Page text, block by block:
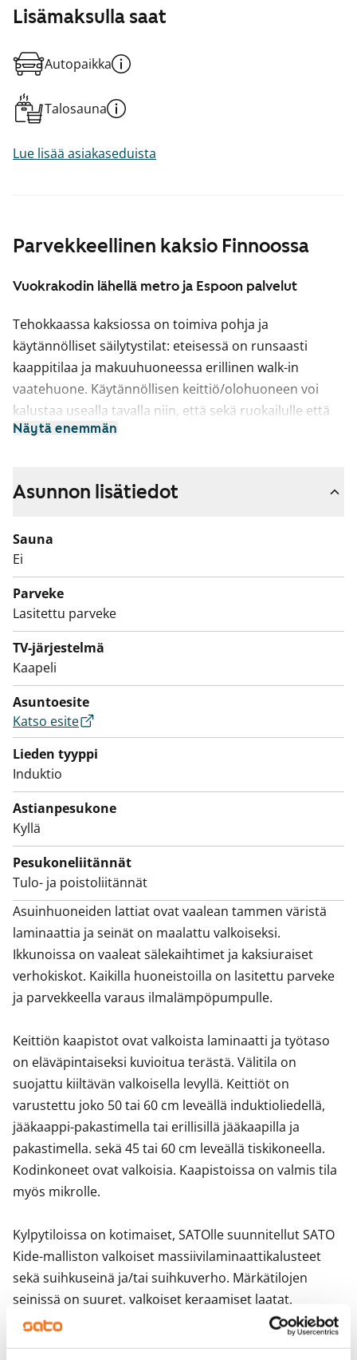
Parvekkeellinen kaksio Finnoossa
Vuokrakodin lähellä metro ja Espoon palvelut
Tehokkaassa kaksiossa on toimiva pohja ja
käytännölliset säilytystilat: eteisessä on runsaasti
kaappitilaa ja makuuhuoneessa erillinen walk-in
vaatehuone. Käytännöllisen keittiö/olohuoneen voi
kalustaa usealla tavalla niin, että sekä ruokailulle että
oleskelulle on omat paikkansa. Kesällä voit jatkaa tilaa
parvekkeella lintujen laulua ja pihapiirin kotoisia ääniä
Kodin vaaleat pintamateriaalit antavat neutraalin
pohjan omalle, persoonalliselle tyylillesi. Keittiöissä on
valkoiset kaapistot, ylä- ja alakaappien välinen tila on
vaaleaa kalustelevyä ja tasot laminaattia tai rosteria.
Täysvarustellussa keittiössä on tehokas induktiotaso ja
astianpesukone. Mikroaaltouunillekin on tilavaraus.
Tässä keittiössä on ilo kokkailla perheelle ja ystäville.
Näppärässä kylpyhuoneessa on tilaa sekä
kylpyläelämyksille että pyykkikoneelle ja
kuivausrummulle. Pyykin lajittelua helpottaa kätevä
pyykkikomero. Kylpyhuoneen seinät ovat valkoista ja
lattia harmaata laattaa.
Tämä sympaattinen kaksio tarjoaa kaiken, mitä kodissa
tarvitaan. Olisiko tämä sinun uusi vuokrakotisi?
Näytä enemmän
Lisämaksulla saat
Autopaikka
Talosauna
Lue lisää asiakaseduista
Asunnon lisätiedot
Sauna
Ei
Parveke
Lasitettu parveke
TV-järjestelmä
Kaapeli
Asuntoesite
Katso esite
Lieden tyyppi
Induktio
Astianpesukone
Kyllä
Pesukoneliitännät
Tulo- ja poistoliitännät
Asuinhuoneiden lattiat ovat vaalean tammen väristä
laminaattia ja seinät on maalattu valkoiseksi.
Ikkunoissa on vaaleat sälekaihtimet ja kaksiuraiset
verhokiskot. Kaikilla huoneistoilla on lasitettu parveke
ja parvekkeella varaus ilmalämpöpumpulle.
Keittiön kaapistot ovat valkoista laminaatti ja työtaso
on eläväpintaiseksi kuvioitua terästä. Välitila on
suojattu kiiltävän valkoisella levyllä. Keittiöt on
varustettu joko 50 tai 60 cm leveällä induktioliedellä,
jääkaappi-pakastimella tai erillisillä jääkaapilla ja
pakastimella. sekä 45 tai 60 cm leveällä tiskikoneella.
Kodinkoneet ovat valkoisia. Kaapistoissa on valmis tila
myös mikrolle.
Kylpytiloissa on kotimaiset, SATOlle suunnitellut SATO
Kide-malliston valkoiset massiivilaminaattikalusteet
sekä suihkuseinä ja/tai suihkuverho. Märkätilojen
seinissä on suuret, valkoiset keraamiset laatat,
lattioissa harmaat pienemmät laatat. Saunat ovat